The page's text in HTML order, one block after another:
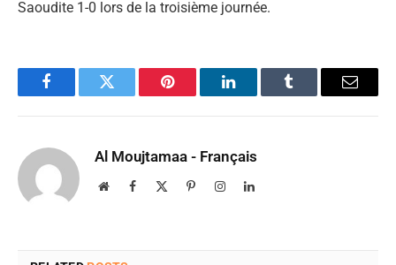
Saoudite 1-0 lors de la troisième journée.
FacebookTwitter Pinterest LinkedInTumblr Email
Al Moujtamaa - Français
WebsiteFacebook PinterestInstagramLinkedIn